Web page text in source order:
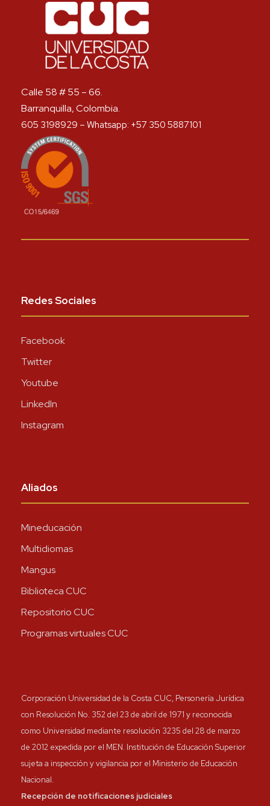
Calle 58 # 55 – 66.
Barranquilla, Colombia.
605 3198929 – Whatsapp: +57 350 5887101
Redes Sociales
Facebook
Twitter
Youtube
LinkedIn
Instagram
Aliados
Mineducación
Multidiomas
Mangus
Biblioteca CUC
Repositorio CUC
Programas virtuales CUC
Corporación Universidad de la Costa CUC, Personería Jurídica
con Resolución No. 352 del 23 de abril de 1971 y reconocida
como Universidad mediante resolución 3235 del 28 de marzo
de 2012 expedida por el MEN. Institución de Educación Superior
sujeta a inspección y vigilancia por el Ministerio de Educación
Nacional.
Recepción de notificaciones judiciales